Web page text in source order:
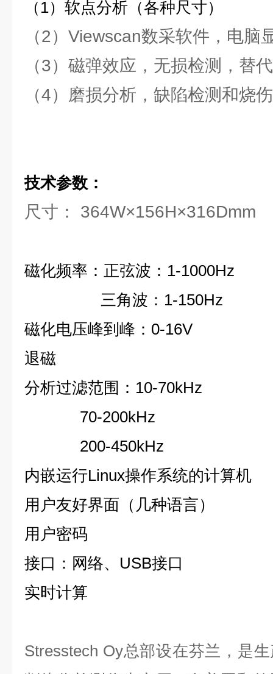
（1）软点分析（各种尺寸）
（2）Viewscan数采软件，电脑
（3）磁弹效应，无损检测，替
（4）磨损分析，缺陷检测和烧
技术参数：
尺寸： 364W×156H×316Dmm
磁化频率：正弦波： 1-1000Hz
三角波： 1-150Hz
磁化电压峰到峰： 0-16V
退磁
分析过滤范围： 10-70kHz
70-200kHz
200-450kHz
内嵌运行Linux操作系统的计算机
用户友好界面（几种语言）
用户密码
接口：网络、USB接口
实时计算
Stresstech Oy总部设在芬兰，是